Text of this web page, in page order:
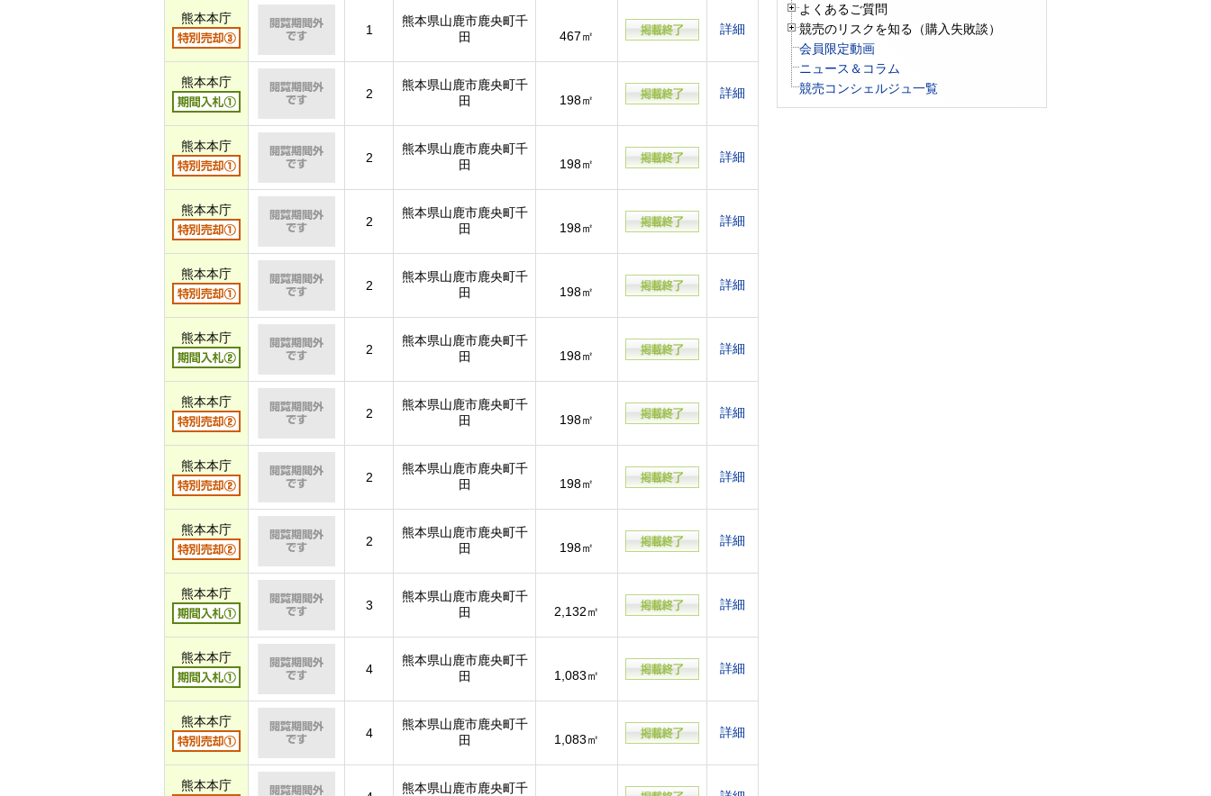
熊本本庁
1
熊本県山鹿市鹿央町千
田
467㎡ 詳細
熊本本庁
2
熊本県山鹿市鹿央町千
田
198㎡ 詳細
熊本本庁
2
熊本県山鹿市鹿央町千
田
198㎡ 詳細
熊本本庁
2
熊本県山鹿市鹿央町千
田
198㎡ 詳細
熊本本庁
2
熊本県山鹿市鹿央町千
田
198㎡ 詳細
熊本本庁
2
熊本県山鹿市鹿央町千
田
198㎡ 詳細
熊本本庁
2
熊本県山鹿市鹿央町千
田
198㎡ 詳細
熊本本庁
2
熊本県山鹿市鹿央町千
田
198㎡ 詳細
熊本本庁
2
熊本県山鹿市鹿央町千
田
198㎡ 詳細
熊本本庁
3
熊本県山鹿市鹿央町千
田
2,132㎡ 詳細
熊本本庁
4
熊本県山鹿市鹿央町千
田
1,083㎡ 詳細
熊本本庁
4
熊本県山鹿市鹿央町千
田
1,083㎡ 詳細
熊本本庁
熊本県山鹿市鹿央町千
よくあるご質問
競売のリスクを知る（購入失敗談）
会員限定動画
ニュース＆コラム
競売コンシェルジュ一覧